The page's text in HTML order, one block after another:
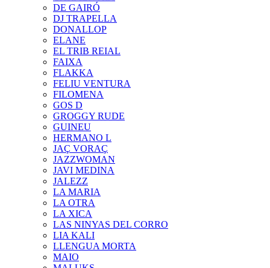
DE GAIRÓ
DJ TRAPELLA
DONALLOP
ELANE
EL TRIB REIAL
FAIXA
FLAKKA
FELIU VENTURA
FILOMENA
GOS D
GROGGY RUDE
GUINEU
HERMANO L
JAÇ VORAÇ
JAZZWOMAN
JAVI MEDINA
JALEZZ
LA MARIA
LA OTRA
LA XICA
LAS NINYAS DEL CORRO
LIA KALI
LLENGUA MORTA
MAIO